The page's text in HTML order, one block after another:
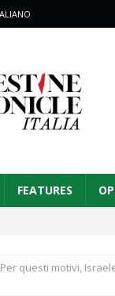
FEATURES
Per questi motivi,